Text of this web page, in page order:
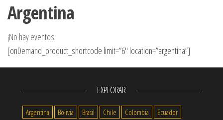
Argentina
¡No hay eventos!
[onDemand_product_shortcode limit=”6″ location=”argentina”]
EXPLORAR
Argentina Bolivia Brasil Chile Colombia
Ecuador